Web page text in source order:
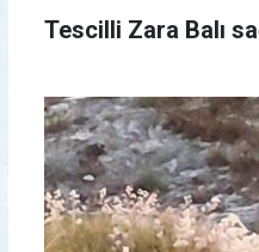
Tescilli Zara Balı